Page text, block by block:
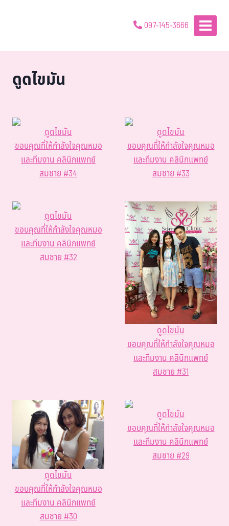
097-145-3666
ดูดไขมัน
ดูดไขมัน
ขอบคุณที่ให้กำลังใจคุณหมอ
และทีมงาน คลินิกแพทย์
สมชาย #34
ดูดไขมัน
ขอบคุณที่ให้กำลังใจคุณหมอ
และทีมงาน คลินิกแพทย์
สมชาย #33
ดูดไขมัน
ขอบคุณที่ให้กำลังใจคุณหมอ
และทีมงาน คลินิกแพทย์
สมชาย #32
ดูดไขมัน
ขอบคุณที่ให้กำลังใจคุณหมอ
และทีมงาน คลินิกแพทย์
สมชาย #31
ดูดไขมัน
ขอบคุณที่ให้กำลังใจคุณหมอ
และทีมงาน คลินิกแพทย์
สมชาย #30
ดูดไขมัน
ขอบคุณที่ให้กำลังใจคุณหมอ
และทีมงาน คลินิกแพทย์
สมชาย #29